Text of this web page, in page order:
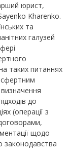
юрист,
Kharenko.
та
галузей
таких питаннях
визначення
до
(операції з
щодо
законодавства